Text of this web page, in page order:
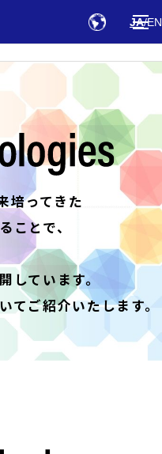
JA EN
培ってきた
ことで、
しています。
てご紹介いたします。